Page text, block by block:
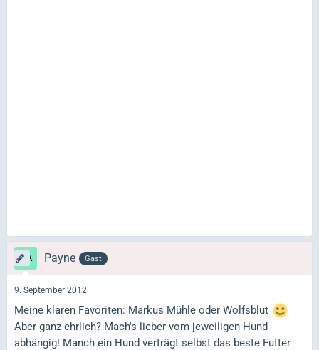
Payne Gast
9. September 2012
Meine klaren Favoriten: Markus Mühle oder Wolfsblut
Aber ganz ehrlich? Mach's lieber vom jeweiligen Hund
abhängig! Manch ein Hund verträgt selbst das beste Futter